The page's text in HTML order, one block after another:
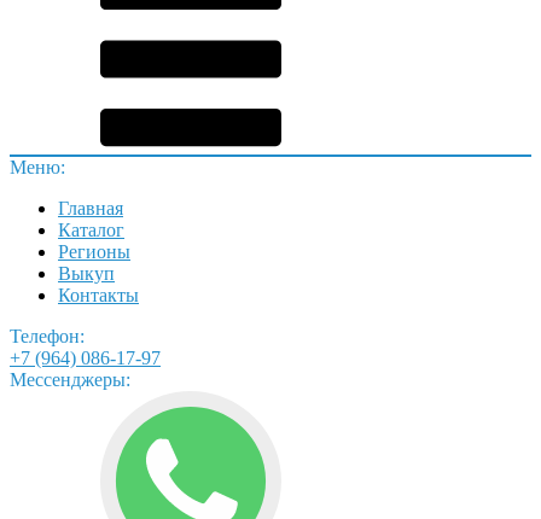
Меню:
Главная
Каталог
Регионы
Выкуп
Контакты
Телефон:
+7 (964) 086-17-97
Мессенджеры: